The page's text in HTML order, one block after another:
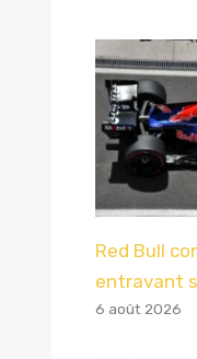
Red Bull
entravant
6 août 2026